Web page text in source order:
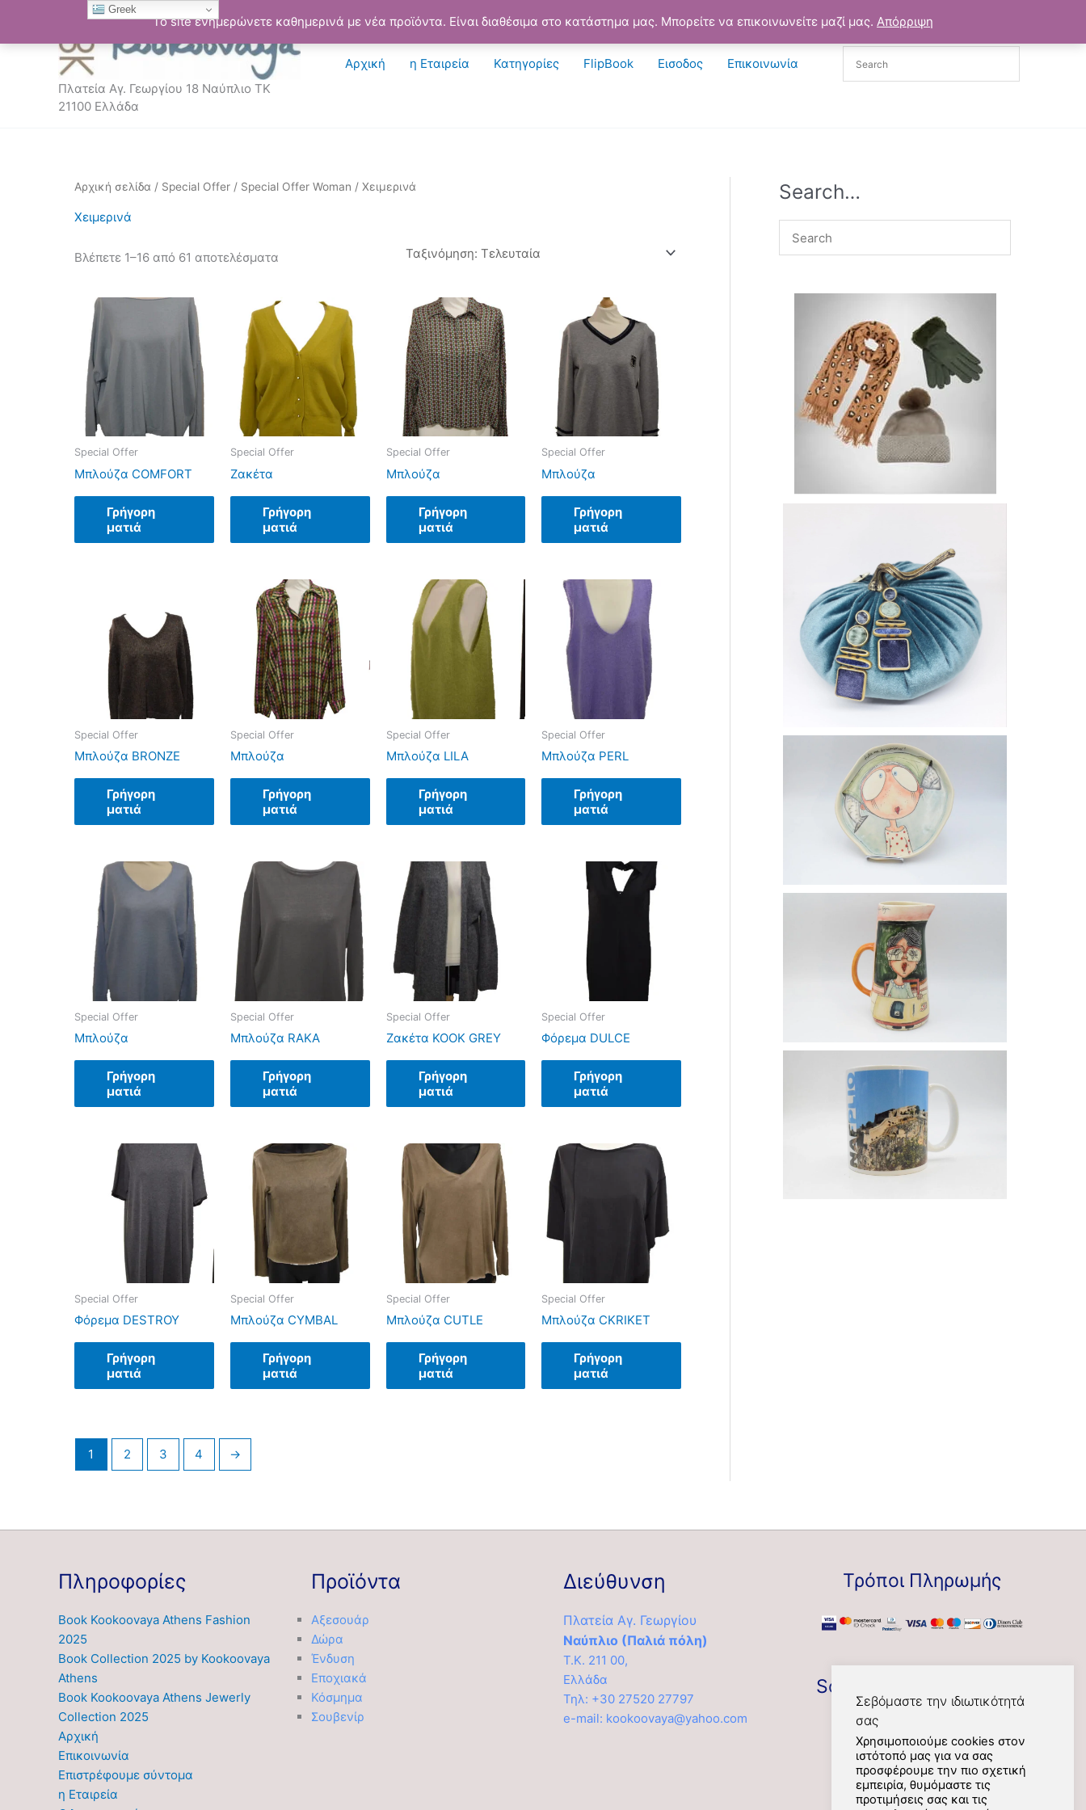
Το site ενημερώνετε καθημερινά με νέα προϊόντα. Είναι διαθέσιμα στο κατάστημα μας. Μπορείτε να επικοινωνείτε μαζί μας. Απόρριψη
περιεχόμενο
Πλατεία Αγ. Γεωργίου 18 Ναύπλιο ΤΚ
21100 Ελλάδα
Αρχική η Εταιρεία Κατηγορίες FlipBook Εισοδος Επικοινωνία
Αρχική σελίδα / Special Offer / Special Offer Woman / Χειμερινά
Χειμερινά
Βλέπετε 1–16 από 61 αποτελέσματα
Sorted
by
Special Offer
Μπλούζα COMFORT
Γρήγορη
ματιά
Special Offer
Ζακέτα
Γρήγορη
ματιά
Special Offer
Μπλούζα
Γρήγορη
ματιά
Special Offer
Μπλούζα
Γρήγορη
ματιά
Special Offer
Μπλούζα BRONZE
Γρήγορη
ματιά
Special Offer
Μπλούζα
Γρήγορη
ματιά
Special Offer
Μπλούζα LILA
Γρήγορη
ματιά
Special Offer
Μπλούζα PERL
Γρήγορη
ματιά
Special Offer
Μπλούζα
Γρήγορη
ματιά
Special Offer
Μπλούζα RAKA
Γρήγορη
ματιά
Special Offer
Ζακέτα KOOK GREY
Γρήγορη
ματιά
Special Offer
Φόρεμα DULCE
Γρήγορη
ματιά
Special Offer
Φόρεμα DESTROY
Γρήγορη
ματιά
Special Offer
Μπλούζα CYMBAL
Γρήγορη
ματιά
Special Offer
Μπλούζα CUTLE
Γρήγορη
ματιά
Special Offer
Μπλούζα CKRIKET
Γρήγορη
ματιά
1 2 3 4 →
Search…
Πληροφορίες
Book Kookoovaya Athens Fashion
2025
Book Collection 2025 by Kookoovaya
Athens
Book Kookoovaya Athens Jewerly
Collection 2025
Αρχική
Επικοινωνία
Επιστρέφουμε σύντομα
η Εταιρεία
Προϊόντα
Αξεσουάρ
Δώρα
Ένδυση
Εποχιακά
Κόσμημα
Σουβενίρ
Διεύθυνση
Πλατεία Αγ. Γεωργίου
Ναύπλιο (Παλιά πόλη)
Τ.Κ. 211 00,
Ελλάδα
Τηλ: +30 27520 27797
e-mail: kookoovaya@yahoo.com
Τρόποι Πληρωμής
Social
Σεβόμαστε την ιδιωτικότητά
σας
Χρησιμοποιούμε cookies στον
ιστότοπό μας για να σας
προσφέρουμε την πιο σχετική
εμπειρία, θυμόμαστε τις
προτιμήσεις σας και τις
Greek